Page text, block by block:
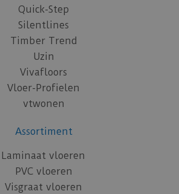
Quick-Step
Silentlines
Timber Trend
Uzin
Vivafloors
Vloer-Profielen
vtwonen
Assortiment
Laminaat vloeren
PVC vloeren
Visgraat vloeren